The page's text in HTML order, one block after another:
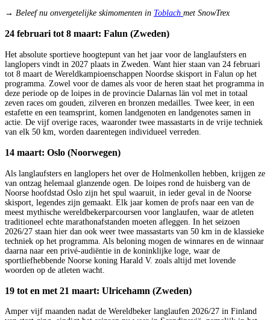
→ Beleef nu onvergetelijke skimomenten in Toblach met SnowTrex
24 februari tot 8 maart: Falun (Zweden)
Het absolute sportieve hoogtepunt van het jaar voor de langlaufsters en
langlopers vindt in 2027 plaats in Zweden. Want hier staan van 24 februari
tot 8 maart de Wereldkampioenschappen Noordse skisport in Falun op het
programma. Zowel voor de dames als voor de heren staat het programma in
deze periode op de loipes in de provincie Dalarnas län vol met in totaal
zeven races om gouden, zilveren en bronzen medailles. Twee keer, in een
estafette en een teamsprint, komen landgenoten en landgenotes samen in
actie. De vijf overige races, waaronder twee massastarts in de vrije techniek
van elk 50 km, worden daarentegen individueel verreden.
14 maart: Oslo (Noorwegen)
Als langlaufsters en langlopers het over de Holmenkollen hebben, krijgen ze
van ontzag helemaal glanzende ogen. De loipes rond de huisberg van de
Noorse hoofdstad Oslo zijn het spul waaruit, in ieder geval in de Noorse
skisport, legendes zijn gemaakt. Elk jaar komen de profs naar een van de
meest mythische wereldbekerparcoursen voor langlaufen, waar de atleten
traditioneel echte marathonafstanden moeten afleggen. In het seizoen
2026/27 staan hier dan ook weer twee massastarts van 50 km in de klassieke
techniek op het programma. Als beloning mogen de winnares en de winnaar
daarna naar een privé-audiëntie in de koninklijke loge, waar de
sportliefhebbende Noorse koning Harald V. zoals altijd met lovende
woorden op de atleten wacht.
19 tot en met 21 maart: Ulricehamn (Zweden)
Amper vijf maanden nadat de Wereldbeker langlaufen 2026/27 in Finland